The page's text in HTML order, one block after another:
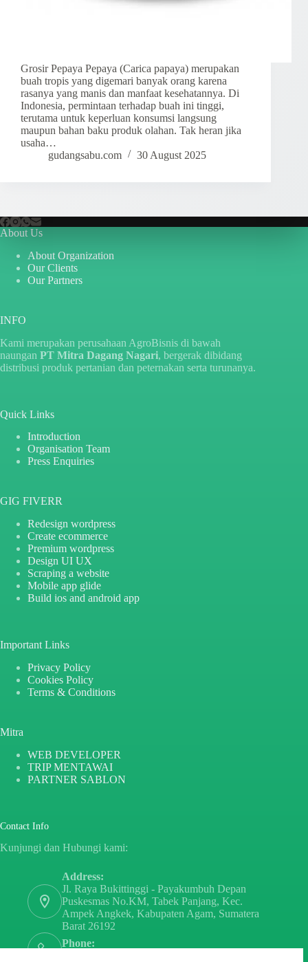
Grosir Pepaya Pepaya (Carica papaya) merupakan
buah tropis yang digemari banyak orang karena
rasanya yang manis dan manfaat kesehatannya. Di
Indonesia, permintaan terhadap buah ini tinggi,
terutama untuk keperluan konsumsi langsung
maupun bahan baku produk olahan. Tak heran jika
usaha…
gudangsabu.com
30 August 2025
About Us
About Organization
Our Clients
Our Partners
INFO
Kami merupakan perusahaan AgroBisnis di bawah
naungan PT Mitra Dagang Nagari, bergerak dibidang
distribusi produk pertanian dan peternakan serta turunanya.
Quick Links
Introduction
Organisation Team
Press Enquiries
GIG FIVERR
Redesign wordpress
Create ecommerce
Premium wordpress
Design UI UX
Scraping a website
Mobile app glide
Build ios and android app
Important Links
Privacy Policy
Cookies Policy
Terms & Conditions
Mitra
WEB DEVELOPER
TRIP MENTAWAI
PARTNER SABLON
Contact Info
Kunjungi dan Hubungi kami:
Address:
Jl. Raya Bukittinggi - Payakumbuh Depan
Puskesmas No.KM, Tabek Panjang, Kec.
Ampek Angkek, Kabupaten Agam, Sumatera
Barat 26192
Phone: